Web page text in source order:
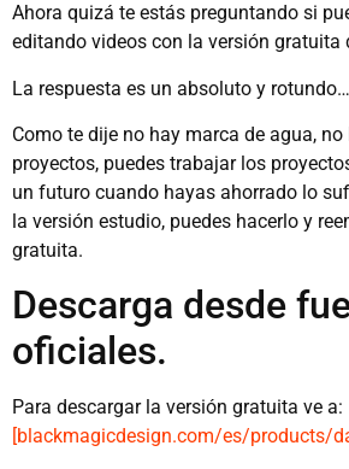
Ahora quizá te estás preguntando si
editando videos con la versión gratuita
La respuesta es un absoluto y
Como te dije no hay marca de agua,
proyectos, puedes trabajar los
un futuro cuando hayas ahorrado lo
la versión estudio, puedes hacerlo y
gratuita.
Descarga desde
oficiales.
Para descargar la versión gratuita ve a:
[blackmagicdesign.com/es/products/